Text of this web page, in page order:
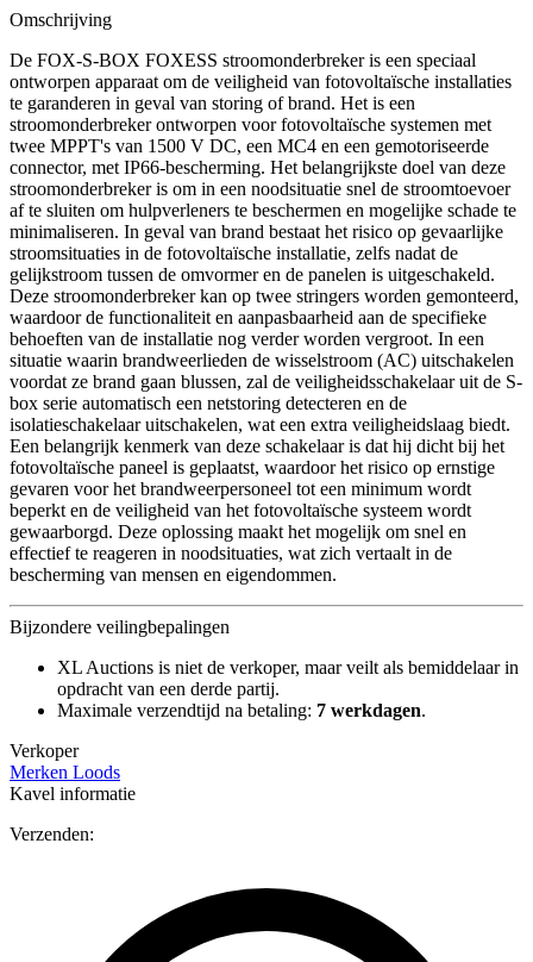
Omschrijving
De FOX-S-BOX FOXESS stroomonderbreker is een speciaal
ontworpen apparaat om de veiligheid van fotovoltaïsche installaties
te garanderen in geval van storing of brand. Het is een
stroomonderbreker ontworpen voor fotovoltaïsche systemen met
twee MPPT's van 1500 V DC, een MC4 en een gemotoriseerde
connector, met IP66-bescherming. Het belangrijkste doel van deze
stroomonderbreker is om in een noodsituatie snel de stroomtoevoer
af te sluiten om hulpverleners te beschermen en mogelijke schade te
minimaliseren. In geval van brand bestaat het risico op gevaarlijke
stroomsituaties in de fotovoltaïsche installatie, zelfs nadat de
gelijkstroom tussen de omvormer en de panelen is uitgeschakeld.
Deze stroomonderbreker kan op twee stringers worden gemonteerd,
waardoor de functionaliteit en aanpasbaarheid aan de specifieke
behoeften van de installatie nog verder worden vergroot. In een
situatie waarin brandweerlieden de wisselstroom (AC) uitschakelen
voordat ze brand gaan blussen, zal de veiligheidsschakelaar uit de S-
box serie automatisch een netstoring detecteren en de
isolatieschakelaar uitschakelen, wat een extra veiligheidslaag biedt.
Een belangrijk kenmerk van deze schakelaar is dat hij dicht bij het
fotovoltaïsche paneel is geplaatst, waardoor het risico op ernstige
gevaren voor het brandweerpersoneel tot een minimum wordt
beperkt en de veiligheid van het fotovoltaïsche systeem wordt
gewaarborgd. Deze oplossing maakt het mogelijk om snel en
effectief te reageren in noodsituaties, wat zich vertaalt in de
bescherming van mensen en eigendommen.
Bijzondere veilingbepalingen
XL Auctions is niet de verkoper, maar veilt als bemiddelaar in
opdracht van een derde partij.
Maximale verzendtijd na betaling: 7 werkdagen.
Verkoper
Merken Loods
Kavel informatie
Verzenden: